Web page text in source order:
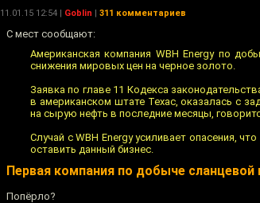
11.01.15 12:54 | Goblin | 311 комментариев
С мест сообщают:
Американская компания WBH Energy по
снижения мировых цен на черное золото.
Заявка по главе 11 Кодекса
в американском штате Техас, оказалась с
на сырую нефть в последние месяцы,
Случай с WBH Energy усиливает опасения,
оставить данный бизнес.
Первая компания по добыче
Попёрло?